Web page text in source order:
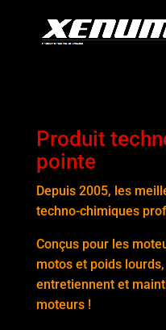
Produit
pointe
Depuis 2005, les
techno-chimiques
Conçus pour les
motos et poids
entretiennent et
moteurs !